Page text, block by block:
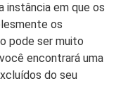
instância em que os
os
pode ser muito
encontrará uma
do seu